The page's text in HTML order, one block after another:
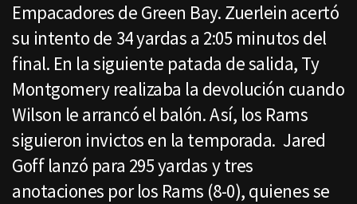
Empacadores de Green Bay. Zuerlein acertó
su intento de 34 yardas a 2:05 minutos del
final. En la siguiente patada de salida, Ty
Montgomery realizaba la devolución cuando
Wilson le arrancó el balón. Así, los Rams
siguieron invictos en la temporada. Jared
Goff lanzó para 295 yardas y tres
anotaciones por los Rams (8-0), quienes se